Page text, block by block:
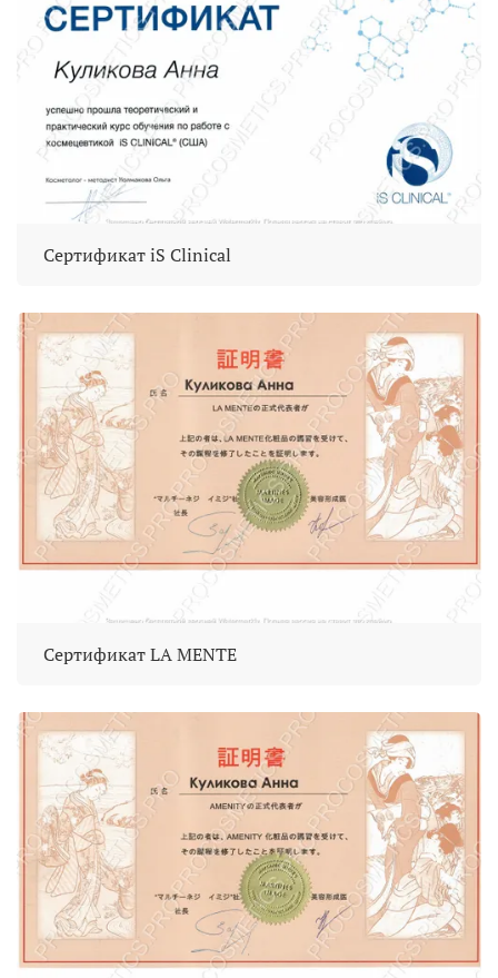
Сертификат iS Clinical
Сертификат LA MENTE